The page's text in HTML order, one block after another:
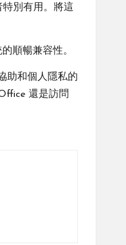
別有用。將這
順暢兼容性。
助和個人隱私的
還是訪問